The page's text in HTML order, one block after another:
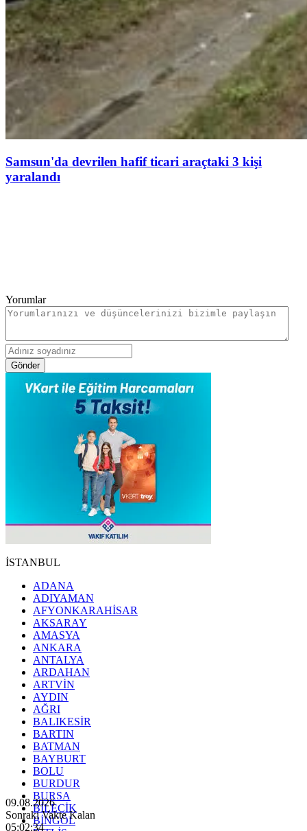
Samsun'da devrilen hafif ticari araçtaki 3 kişi
yaralandı
Yorumlar
Gönder
İSTANBUL
ADANA
ADIYAMAN
AFYONKARAHİSAR
AKSARAY
AMASYA
ANKARA
ANTALYA
ARDAHAN
ARTVİN
AYDIN
AĞRI
BALIKESİR
BARTIN
BATMAN
BAYBURT
BOLU
BURDUR
BURSA
BİLECİK
BİNGÖL
09.08.2026
Sonraki Vakte Kalan
05:02:32